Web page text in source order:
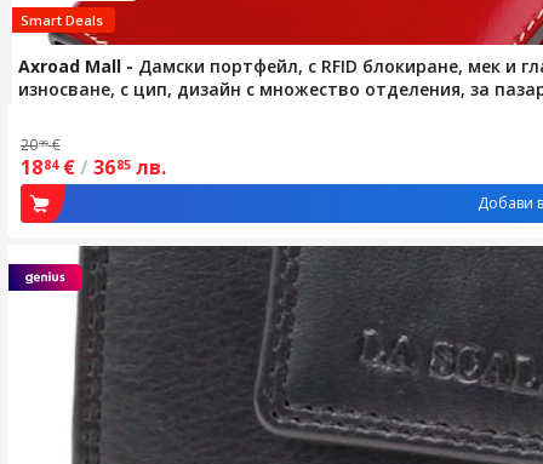
Smart Deals
Axroad Mall - Дамски портфейл, с RFID блокиране, мек и
износване, с цип, дизайн с множество отделения, за
2039 €
1884 €/ 3685 лв.
Добави